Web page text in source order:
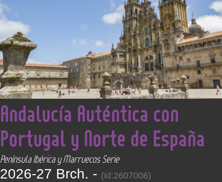
WHERE TO BUY
FEATURED
ABOUT US
CONTACT
Find your Tour
<
Andalucía Auténtica con
Portugal y Norte de España
Península Ibérica y Marruecos Serie
2026-27 Brch. - (id:2607006)